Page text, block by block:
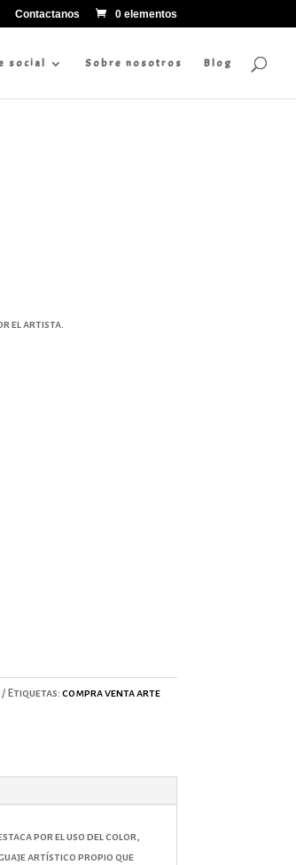
Contactanos 0 elementos
social Sobre nosotros Blog
el artista.
Etiquetas: compra venta arte
por el uso del color,
artístico propio que